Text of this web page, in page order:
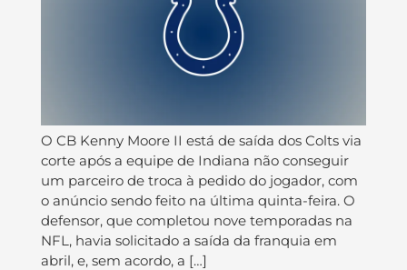
O CB Kenny Moore II está de saída dos Colts via
corte após a equipe de Indiana não conseguir
um parceiro de troca à pedido do jogador, com
o anúncio sendo feito na última quinta-feira. O
defensor, que completou nove temporadas na
NFL, havia solicitado a saída da franquia em
abril, e, sem acordo, a […]